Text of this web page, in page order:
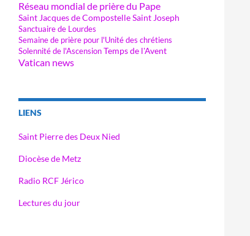
Réseau mondial de prière du Pape
Saint Jacques de CompostelleSaint Joseph
Sanctuaire de Lourdes
Semaine de prière pour l'Unité des chrétiens
Solennité de l'AscensionTemps de l'Avent
Vatican news
LIENS
Saint Pierre des Deux Nied
Diocèse de Metz
Radio RCF Jérico
Lectures du jour